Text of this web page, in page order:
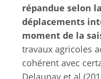
répandue selon
déplacements
moment de la
travaux agricoles
cohérent avec